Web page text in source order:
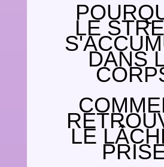
LE
DANS
LE